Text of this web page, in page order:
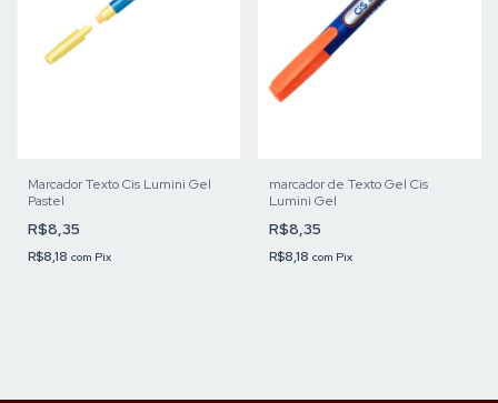
Marcador Texto Cis Lumini Gel
Pastel
R$8,35
R$8,18 com Pix
marcador de Texto Gel Cis
Lumini Gel
R$8,35
R$8,18 com Pix